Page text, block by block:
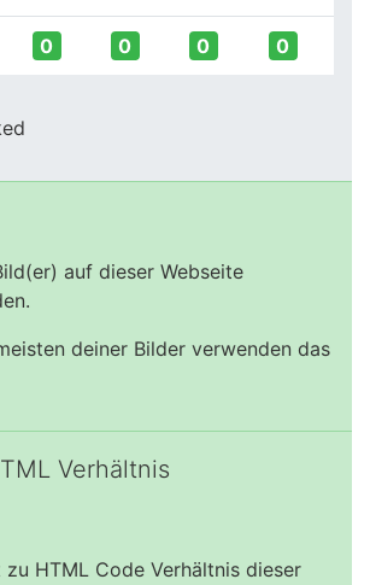
0 0 0 0
auf dieser Webseite
deiner Bilder verwenden das
Verhältnis
zu HTML Code Verhältnis dieser